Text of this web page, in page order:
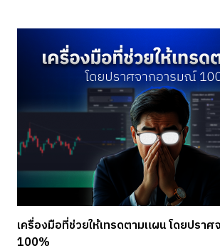
เครื่องมือที่ช่วยให้เทรดตามแผน โดยปรา
100%